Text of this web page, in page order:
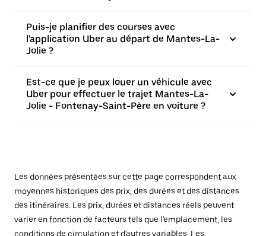
Puis-je planifier des courses avec
l'application Uber au départ de Mantes-La-
Jolie ?
Est-ce que je peux louer un véhicule avec
Uber pour effectuer le trajet Mantes-La-
Jolie - Fontenay-Saint-Père en voiture ?
Les données présentées sur cette page correspondent aux
moyennes historiques des prix, des durées et des distances
des itinéraires. Les prix, durées et distances réels peuvent
varier en fonction de facteurs tels que l'emplacement, les
conditions de circulation et d'autres variables. Les